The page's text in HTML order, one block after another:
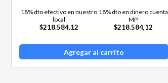
18% dto efectivo en nuestro
local
$218.584,12
18% dto en dinero cuenta
MP
$218.584,12
Agregar al carrito